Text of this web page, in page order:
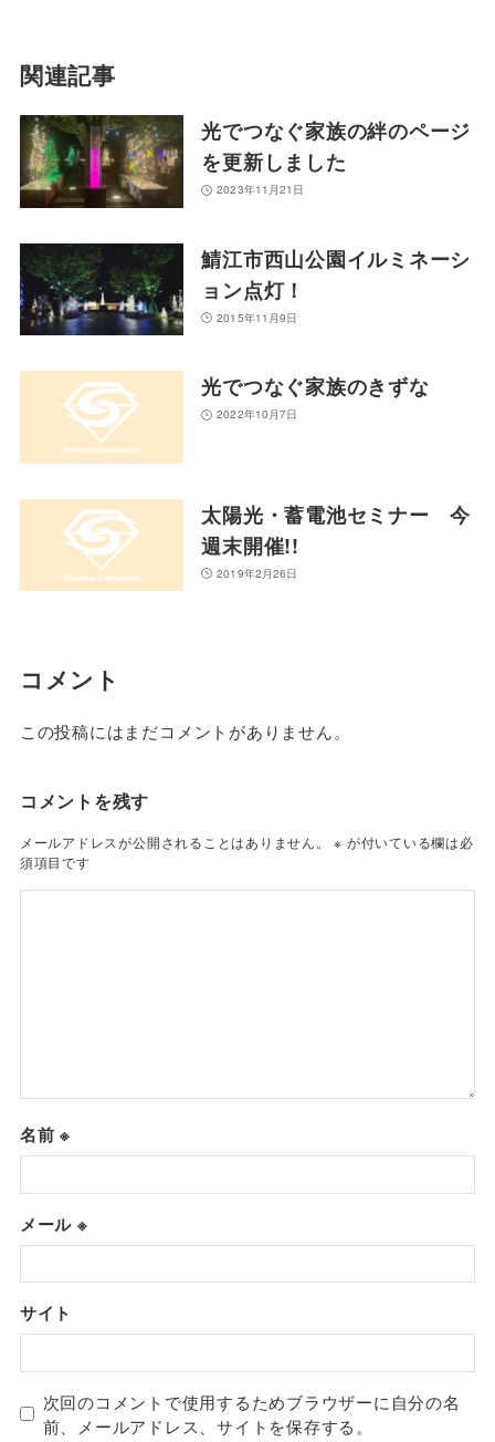
関連記事
光でつなぐ家族の絆のページ
を更新しました
2023年11月21日
鯖江市西山公園イルミネーシ
ョン点灯！
2015年11月9日
光でつなぐ家族のきずな
2022年10月7日
太陽光・蓄電池セミナー 今
週末開催!!
2019年2月26日
コメント
この投稿にはまだコメントがありません。
コメントを残す
メールアドレスが公開されることはありません。 ※ が付いている欄は必
須項目です
名前※
メール ※
サイト
次回のコメントで使用するためブラウザーに自分の名
前、メールアドレス、サイトを保存する。